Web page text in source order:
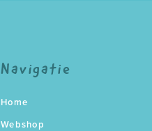
Navigatie
Home
Webshop